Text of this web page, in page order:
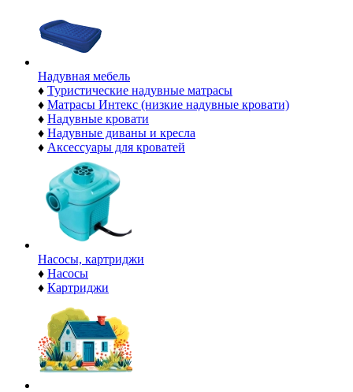
Надувная мебель
♦ Туристические надувные матрасы
♦ Матрасы Интекс (низкие надувные кровати)
♦ Надувные кровати
♦ Надувные диваны и кресла
♦ Аксессуары для кроватей
Насосы, картриджи
♦ Насосы
♦ Картриджи